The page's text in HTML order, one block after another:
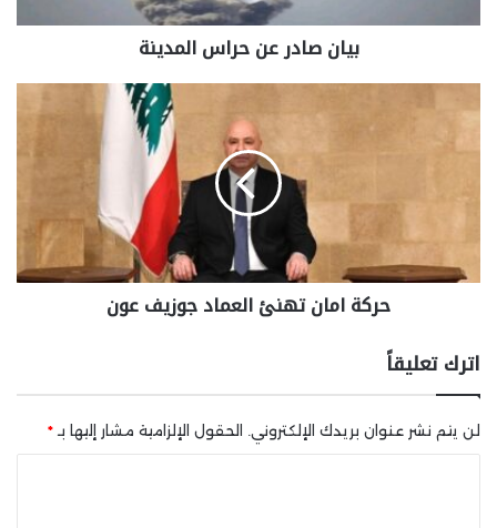
بيان صادر عن حراس المدينة
حركة امان تهنئ العماد جوزيف عون
اترك تعليقاً
لن يتم نشر عنوان بريدك الإلكتروني. الحقول الإلزامية مشار إليها بـ*